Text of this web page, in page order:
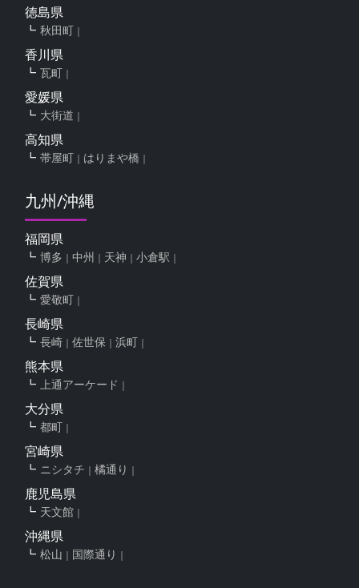
徳島県
秋田町
香川県
瓦町
愛媛県
大街道
高知県
帯屋町 はりまや橋
九州/沖縄
福岡県
博多 中州 天神 小倉駅
佐賀県
愛敬町
長崎県
長崎 佐世保 浜町
熊本県
上通アーケード
大分県
都町
宮崎県
ニシタチ 橘通り
鹿児島県
天文館
沖縄県
松山 国際通り